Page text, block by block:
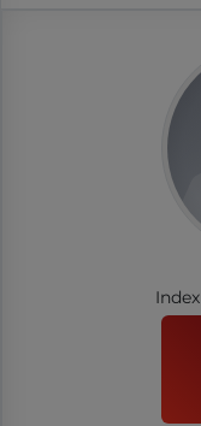
Index